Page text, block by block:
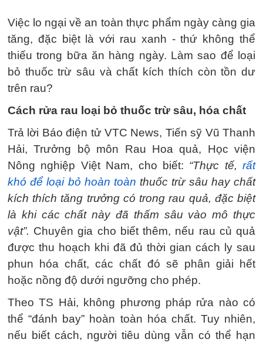
Việc lo ngại về an toàn thực phẩm ngày càng gia
tăng, đặc biệt là với rau xanh - thứ không thể
thiếu trong bữa ăn hàng ngày. Làm sao để loại
bỏ thuốc trừ sâu và chất kích thích còn tồn dư
trên rau?
Cách rửa rau loại bỏ thuốc trừ sâu, hóa chất
Trả lời Báo điện tử VTC News, Tiến sỹ Vũ Thanh
Hải, Trưởng bộ môn Rau Hoa quả, Học viện
Nông nghiệp Việt Nam, cho biết: “Thực tế, rất
khó để loại bỏ hoàn toàn thuốc trừ sâu hay chất
kích thích tăng trưởng có trong rau quả, đặc biệt
là khi các chất này đã thấm sâu vào mô thực
vật”. Chuyên gia cho biết thêm, nếu rau củ quả
được thu hoạch khi đã đủ thời gian cách ly sau
phun hóa chất, các chất đó sẽ phân giải hết
hoặc nồng độ dưới ngưỡng cho phép.
Theo TS Hải, không phương pháp rửa nào có
thể “đánh bay” hoàn toàn hóa chất. Tuy nhiên,
nếu biết cách, người tiêu dùng vẫn có thể hạn